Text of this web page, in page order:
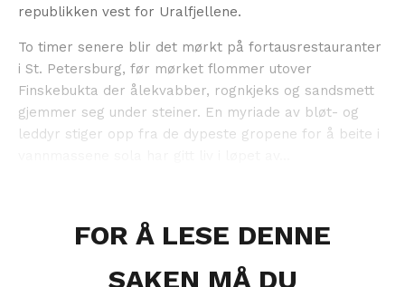
republikken vest for Uralfjellene.
To timer senere blir det mørkt på fortausrestauranter
i St. Petersburg, før mørket flommer utover
Finskebukta der ålekvabber, rognkjeks og sandsmett
gjemmer seg under steiner. En myriade av bløt- og
leddyr stiger opp fra de dypeste gropene for å beite i
FOR Å LESE DENNE
SAKEN MÅ DU